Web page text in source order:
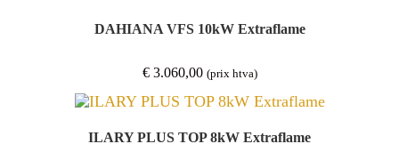
DAHIANA VFS 10kW Extraflame
€3.060,00 (prix htva)
ILARY PLUS TOP 8kW Extraflame